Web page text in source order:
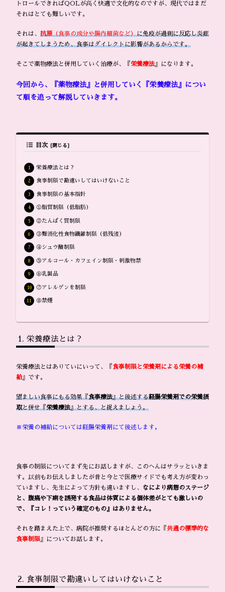
トロールできればQOLが高く快適で文化的なのですが、現代ではまだ
それはとても難しいです。
それは、 抗原（食事の成分や腸内細菌など）に免疫が過剰に反応し炎症
が起きてしまうため、食事はダイレクトに影響があるからです。
そこで薬物療法と併用していく治療が、『栄養療法』になります。
今回から、『薬物療法』と併用していく『栄養療法』につい
て順を追って解説していきます。
目次
栄養療法とは？
食事制限で勘違いしてはいけないこと
食事制限の基本指針
①脂質制限（低脂肪）
②たんぱく質制限
③難消化性食物繊維制限（低残渣）
④シュウ酸制限
⑤アルコール・カフェイン制限・刺激物禁
⑥乳製品
⑦アレルゲンを制限
⑧禁煙
栄養療法とは？
栄養療法とはありていにいって、『食事制限と栄養剤による栄養の補
給』です。
望ましい食事にもる効果『食事療法』と後述する経腸栄養剤での栄養摂
取と併せ『栄養療法』とする、と捉えましょう。
※栄養の補給については経腸栄養剤にて後述します。
食事の制限についてまず先にお話しますが、このへんはサラッといきま
す。以前もお伝えしましたが昔と今とで医療サイドでも考え方が変わっ
ていますし、先生によって方針も違いますし、
なにより病態のステージ
と、腹痛や下痢を誘発する食品は体質による個体差がとても激しいの
で、『コレ！っていう確定のもの』はありません。
それを踏まえた上で、病院が推奨するほとんどの方に『共通の標準的な
食事制限』についてお話します。
食事制限で勘違いしてはいけないこと